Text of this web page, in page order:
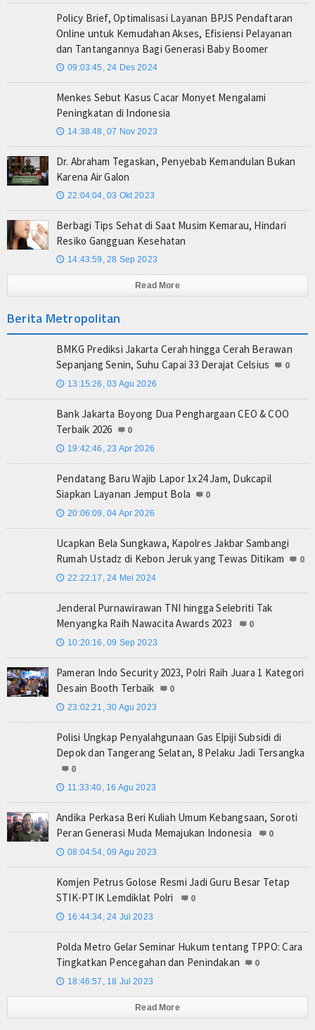
Policy Brief, Optimalisasi Layanan BPJS Pendaftaran
Online untuk Kemudahan Akses, Efisiensi Pelayanan
dan Tantangannya Bagi Generasi Baby Boomer
🕔 09:03:45, 24 Des 2024
Menkes Sebut Kasus Cacar Monyet Mengalami
Peningkatan di Indonesia
🕔 14:38:48, 07 Nov 2023
Dr. Abraham Tegaskan, Penyebab Kemandulan Bukan
Karena Air Galon
🕔 22:04:04, 03 Okt 2023
Berbagi Tips Sehat di Saat Musim Kemarau, Hindari
Resiko Gangguan Kesehatan
🕔 14:43:59, 28 Sep 2023
Read More
Berita Metropolitan
BMKG Prediksi Jakarta Cerah hingga Cerah Berawan
Sepanjang Senin, Suhu Capai 33 Derajat Celsius
0
🕔 13:15:26, 03 Agu 2026
Bank Jakarta Boyong Dua Penghargaan CEO & COO
Terbaik 2026
0
🕔 19:42:46, 23 Apr 2026
Pendatang Baru Wajib Lapor 1x24 Jam, Dukcapil
Siapkan Layanan Jemput Bola
0
🕔 20:06:09, 04 Apr 2026
Ucapkan Bela Sungkawa, Kapolres Jakbar Sambangi
Rumah Ustadz di Kebon Jeruk yang Tewas Ditikam
0
🕔 22:22:17, 24 Mei 2024
Jenderal Purnawirawan TNI hingga Selebriti Tak
Menyangka Raih Nawacita Awards 2023
0
🕔 10:20:16, 09 Sep 2023
Pameran Indo Security 2023, Polri Raih Juara 1 Kategori
Desain Booth Terbaik
0
🕔 23:02:21, 30 Agu 2023
Polisi Ungkap Penyalahgunaan Gas Elpiji Subsidi di
Depok dan Tangerang Selatan, 8 Pelaku Jadi Tersangka
0
🕔 11:33:40, 16 Agu 2023
Andika Perkasa Beri Kuliah Umum Kebangsaan, Soroti
Peran Generasi Muda Memajukan Indonesia
0
🕔 08:04:54, 09 Agu 2023
Komjen Petrus Golose Resmi Jadi Guru Besar Tetap
STIK-PTIK Lemdiklat Polri
0
🕔 16:44:34, 24 Jul 2023
Polda Metro Gelar Seminar Hukum tentang TPPO: Cara
Tingkatkan Pencegahan dan Penindakan
0
🕔 18:46:57, 18 Jul 2023
Read More